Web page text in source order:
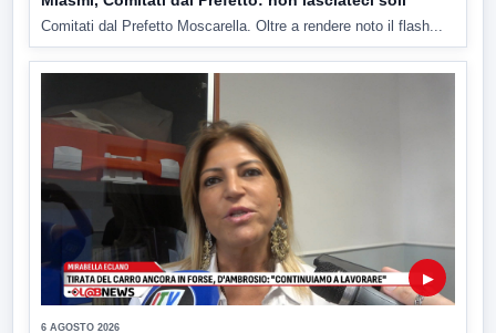
Comitati dal Prefetto Moscarella. Oltre a rendere noto il flash...
▶
6 AGOSTO 2026